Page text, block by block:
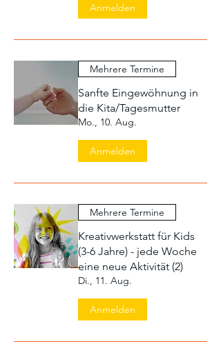
Anmelden
Mehrere Termine
Sanfte Eingewöhnung in
die Kita/Tagesmutter
Mo., 10. Aug.
Anmelden
Mehrere Termine
Kreativwerkstatt für Kids
(3-6 Jahre) - jede Woche
eine neue Aktivität (2)
Di., 11. Aug.
Anmelden